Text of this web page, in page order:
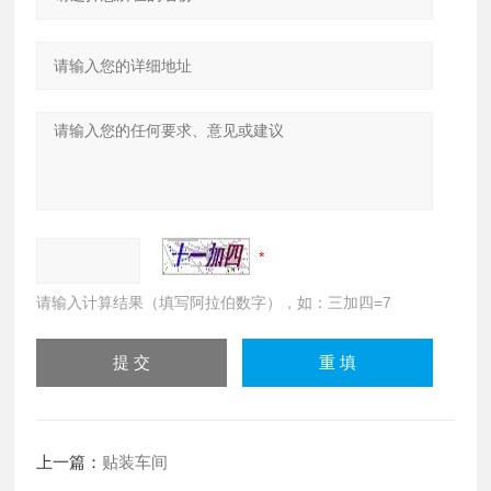
请输入计算结果（填写阿拉伯数字），如：三加四=7
上一篇： 贴装车间